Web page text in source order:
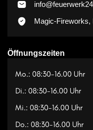
Magic-Fireworks,
Öffnungszeiten
Mo.: 08:30-16.00 Uhr
Di.: 08:30-16.00 Uhr
Mi.: 08:30-16.00 Uhr
Do.: 08:30-16.00 Uhr